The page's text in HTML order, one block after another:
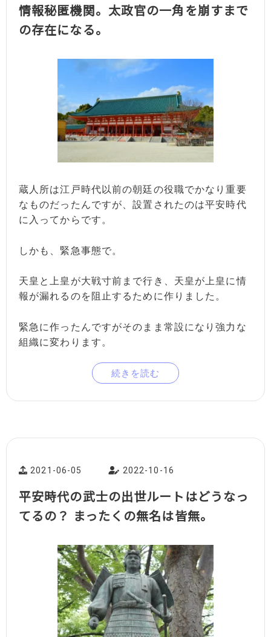
情報秘匿機関。太政官の一角を崩すまで
の存在になる。
蔵人所は江戸時代以前の朝廷の役職でかなり重要
なものだったんですが、設置されたのは平安時代
に入ってからです。
しかも、緊急事態で。
天皇と上皇が大戦寸前まで行き、天皇が上皇に情
報が漏れるのを阻止するために作りました。
緊急に作ったんですがそのまま常設になり強力な
組織に変わります。
続きを読む
2021-06-05 2022-10-16
平安時代の武士の出世ルートはどうなっ
てるの？ まったくの無名は皆無。